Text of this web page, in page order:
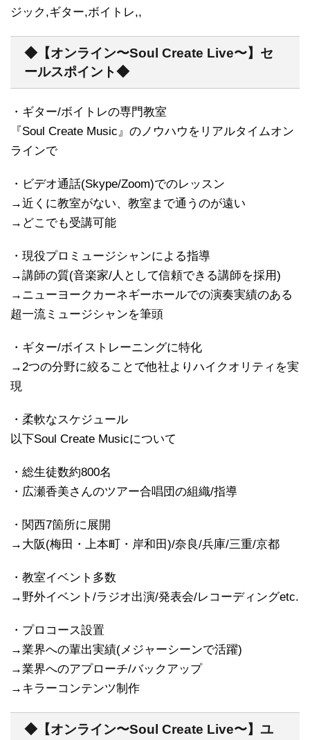
ジック,ギター,ボイトレ,,
◆【オンライン〜Soul Create Live〜】セ
ールスポイント◆
・ギター/ボイトレの専門教室
『Soul Create Music』のノウハウをリアルタイムオン
ラインで
・ビデオ通話(Skype/Zoom)でのレッスン
→近くに教室がない、教室まで通うのが遠い
→どこでも受講可能
・現役プロミュージシャンによる指導
→講師の質(音楽家/人として信頼できる講師を採用)
→ニューヨークカーネギーホールでの演奏実績のある
超一流ミュージシャンを筆頭
・ギター/ボイストレーニングに特化
→2つの分野に絞ることで他社よりハイクオリティを実
現
・柔軟なスケジュール
以下Soul Create Musicについて
・総生徒数約800名
・広瀬香美さんのツアー合唱団の組織/指導
・関西7箇所に展開
→大阪(梅田・上本町・岸和田)/奈良/兵庫/三重/京都
・教室イベント多数
→野外イベント/ラジオ出演/発表会/レコーディングetc.
・プロコース設置
→業界への輩出実績(メジャーシーンで活躍)
→業界へのアプローチ/バックアップ
→キラーコンテンツ制作
◆【オンライン〜Soul Create Live〜】ユ